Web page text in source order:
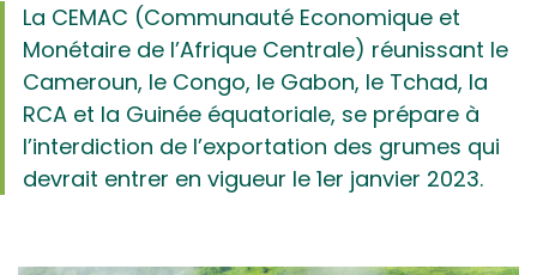
La CEMAC (Communauté Economique et
Monétaire de l’Afrique Centrale) réunissant le
Cameroun, le Congo, le Gabon, le Tchad, la
RCA et la Guinée équatoriale, se prépare à
l’interdiction de l’exportation des grumes qui
devrait entrer en vigueur le 1er janvier 2023.